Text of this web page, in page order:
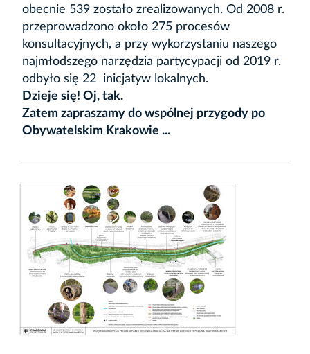
obecnie 539 zostało zrealizowanych. Od 2008 r.
przeprowadzono około 275 procesów
konsultacyjnych, a przy wykorzystaniu naszego
najmłodszego narzędzia partycypacji od 2019 r.
odbyło się 22 inicjatyw lokalnych.
Dzieje się! Oj, tak.
Zatem zapraszamy do wspólnej przygody po
Obywatelskim Krakowie ...